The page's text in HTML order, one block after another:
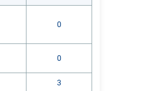
0
0
3